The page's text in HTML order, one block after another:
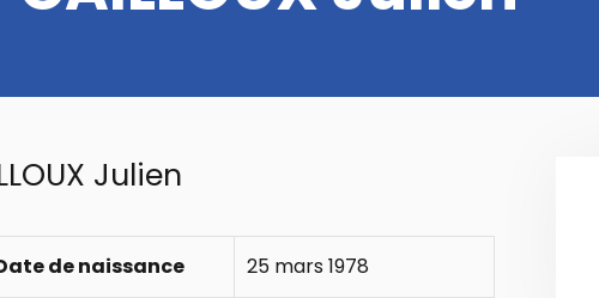
Julien
de naissance 25 mars 1978